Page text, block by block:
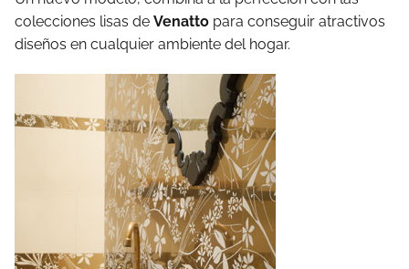
colecciones lisas de Venatto para conseguir atractivos
diseños en cualquier ambiente del hogar.